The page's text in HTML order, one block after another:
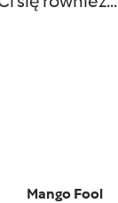
Mango Fool